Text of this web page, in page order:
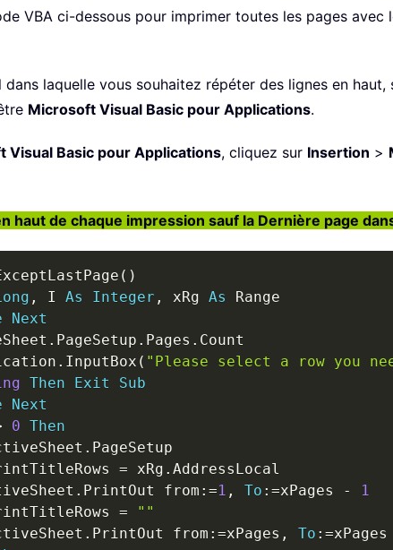
VBA ci-dessous pour imprimer toutes les pages avec
dans laquelle vous souhaitez répéter des lignes en
Microsoft Visual Basic pour Applications.
Visual Basic pour Applications, cliquez sur Insertion >
haut de chaque impression sauf la Dernière page
( )
, I As Integer , xRg As
Next
. PageSetup . Pages .
. InputBox ( "Please select a row you
Then Exit
Sub
Next
0 Then
. PageSetup
= xRg . AddressLocal
. PrintOut from : =1 , To : =xPages -
1
=
""
. PrintOut from : =xPages , To : =xPages